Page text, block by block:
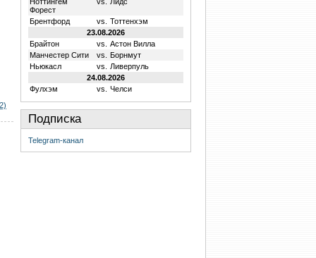
Форест
Брентфорд vs.
Тоттенхэм
23.08.2026
Брайтон
vs.
Астон Вилла
Манчестер Сити
vs.
Борнмут
Ньюкасл
vs.
Ливерпуль
24.08.2026
Фулхэм
vs. Челси
Подписка
Telegram-канал